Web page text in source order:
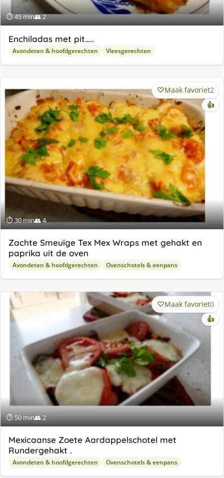
⏱ 45 min👥 2
Enchiladas met pit…..
Avondeten & hoofdgerechten Vleesgerechten
⏱ 30 min👥 4
Maak favoriet2
👍
Zachte Smeuïge Tex Mex Wraps met gehakt en
paprika uit de oven
Avondeten & hoofdgerechten Ovenschotels & eenpans
⏱ 50 min👥 2
Maak favoriet0
👍
Mexicaanse Zoete Aardappelschotel met
Rundergehakt .
Avondeten & hoofdgerechten Ovenschotels & eenpans